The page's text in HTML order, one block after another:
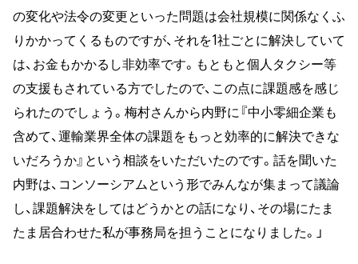
の変化や法令の変更といった問題は会社規模に関係なくふ
りかかってくるものですが、それを1社ごとに解決していて
は、お金もかかるし非効率です。もともと個人タクシー等
の支援もされている方でしたので、この点に課題感を感じ
られたのでしょう。梅村さんから内野に『中小零細企業も
含めて、運輸業界全体の課題をもっと効率的に解決できな
いだろうか』という相談をいただいたのです。話を聞いた
内野は、コンソーシアムという形でみんなが集まって議論
し、課題解決をしてはどうかとの話になり、その場にたま
たま居合わせた私が事務局を担うことになりました。」